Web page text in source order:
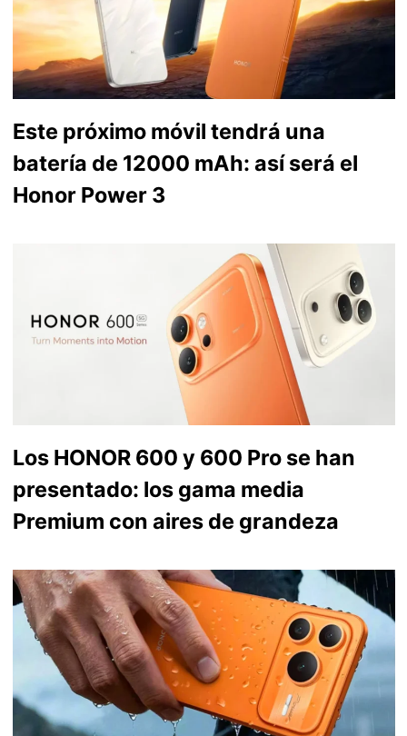
Este próximo móvil tendrá una
batería de 12000 mAh: así será el
Honor Power 3
Los HONOR 600 y 600 Pro se han
presentado: los gama media
Premium con aires de grandeza